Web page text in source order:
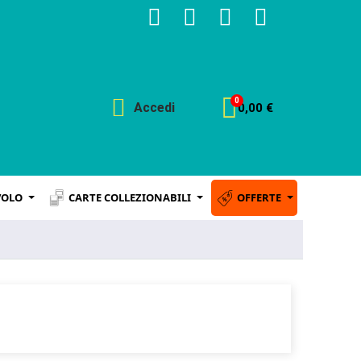
Accedi 0,00 €
CARTE COLLEZIONABILI OFFERTE